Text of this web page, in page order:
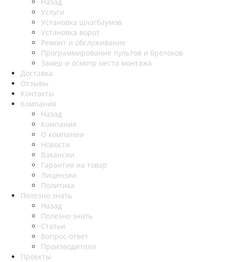
Услуги
Установка шлагбаумов
Установка ворот
Ремонт и обслуживание
Программирование пультов и брелоков
Замер и осмотр места монтажа
Доставка
Отзывы
Контакты
Компания
Назад
Компания
О компании
Новости
Вакансии
Гарантия на товар
Лицензии
Политика
Полезно знать
Назад
Полезно знать
Статьи
Вопрос-ответ
Производители
Проекты